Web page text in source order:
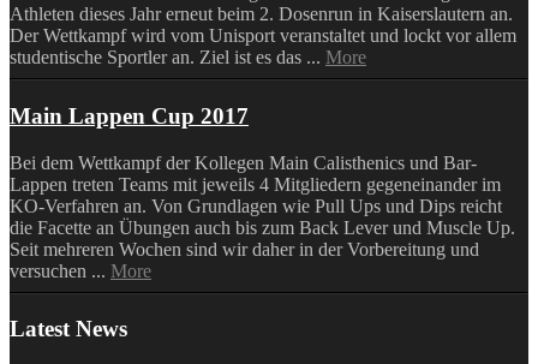
Athleten dieses Jahr erneut beim 2. Dosenrun in Kaiserslautern an.
Der Wettkampf wird vom Unisport veranstaltet und lockt vor allem
studentische Sportler an. Ziel ist es das ... More
Main Lappen Cup 2017
Bei dem Wettkampf der Kollegen Main Calisthenics und Bar-
Lappen treten Teams mit jeweils 4 Mitgliedern gegeneinander im
KO-Verfahren an. Von Grundlagen wie Pull Ups und Dips reicht
die Facette an Übungen auch bis zum Back Lever und Muscle Up.
Seit mehreren Wochen sind wir daher in der Vorbereitung und
versuchen ... More
Latest News